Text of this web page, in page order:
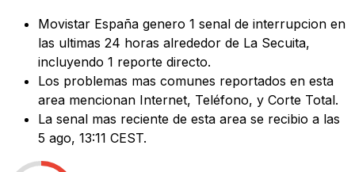
Movistar España genero 1 senal de interrupcion en
las ultimas 24 horas alrededor de La Secuita,
incluyendo 1 reporte directo.
Los problemas mas comunes reportados en esta
area mencionan Internet, Teléfono, y Corte Total.
La senal mas reciente de esta area se recibio a las
5 ago, 13:11 CEST.